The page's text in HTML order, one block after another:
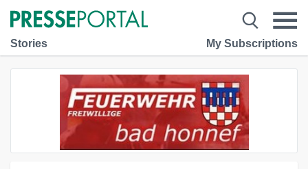
Stories My Subscriptions